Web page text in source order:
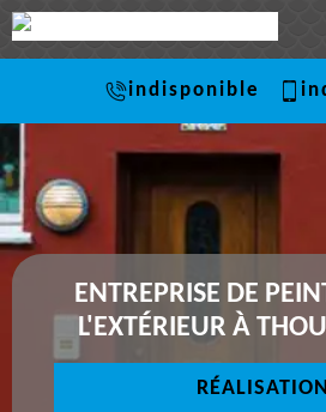
indisponible
ENTREPRISE DE
L'EXTÉRIEUR À